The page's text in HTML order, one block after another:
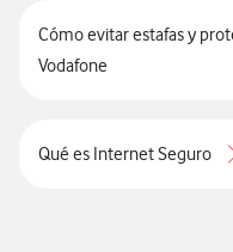
Cómo evitar estafas y
Vodafone
Qué es Internet Seguro